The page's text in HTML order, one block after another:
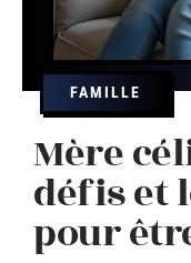
FAMILLE
Mère
défis et
pour